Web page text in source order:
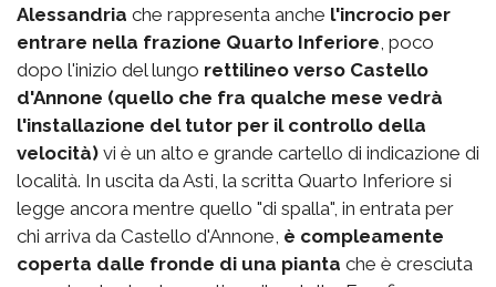
Alessandria che rappresenta anche l'incrocio per
entrare nella frazione Quarto Inferiore, poco
dopo l'inizio del lungo rettilineo verso Castello
d'Annone (quello che fra qualche mese vedrà
l'installazione del tutor per il controllo della
velocità) vi è un alto e grande cartello di indicazione di
località. In uscita da Asti, la scritta Quarto Inferiore si
legge ancora mentre quello "di spalla", in entrata per
chi arriva da Castello d'Annone, è compleamente
coperta dalle fronde di una pianta che è cresciuta